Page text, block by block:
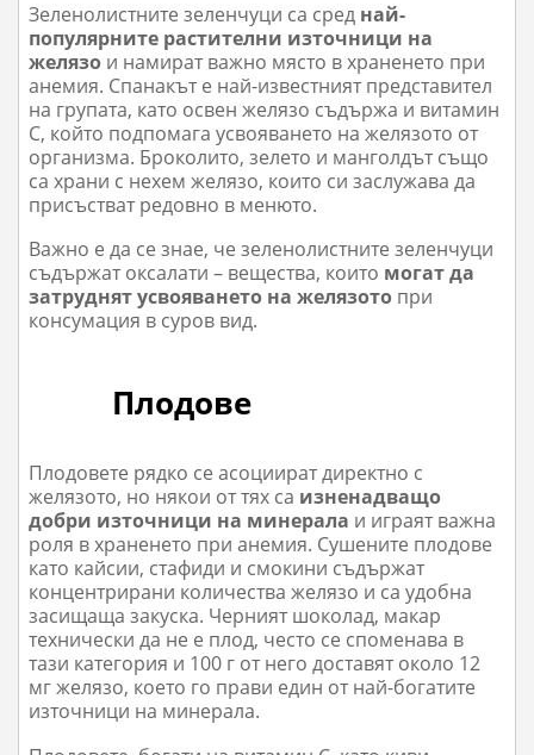
Зеленолистните зеленчуци са сред най-
популярните растителни източници на
желязо и намират важно място в храненето при
анемия. Спанакът е най-известният представител
на групата, като освен желязо съдържа и витамин
С, който подпомага усвояването на желязото от
организма. Броколито, зелето и манголдът също
са храни с нехем желязо, които си заслужава да
присъстват редовно в менюто.
Важно е да се знае, че зеленолистните зеленчуци
съдържат оксалати – вещества, които могат да
затруднят усвояването на желязото при
консумация в суров вид.
Плодове
Плодовете рядко се асоциират директно с
желязото, но някои от тях са изненадващо
добри източници на минерала и играят важна
роля в храненето при анемия. Сушените плодове
като кайсии, стафиди и смокини съдържат
концентрирани количества желязо и са удобна
засищаща закуска. Черният шоколад, макар
технически да не е плод, често се споменава в
тази категория и 100 г от него доставят около 12
мг желязо, което го прави един от най-богатите
източници на минерала.